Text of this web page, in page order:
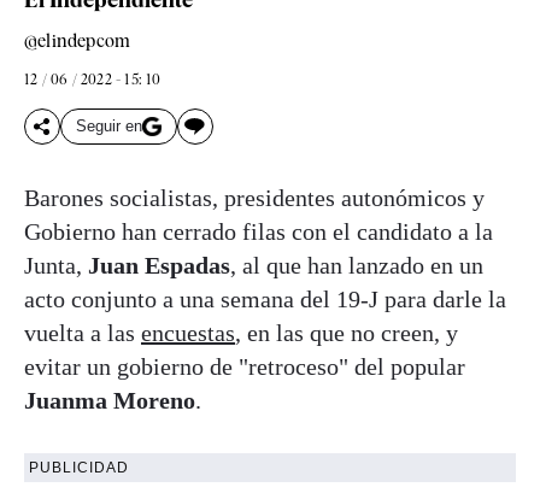
@elindepcom
12 / 06 / 2022 - 15: 10
Seguir en
Barones socialistas, presidentes autonómicos y
Gobierno han cerrado filas con el candidato a la
Junta, Juan Espadas, al que han lanzado en un
acto conjunto a una semana del 19-J para darle la
vuelta a las encuestas, en las que no creen, y
evitar un gobierno de "retroceso" del popular
Juanma Moreno.
PUBLICIDAD